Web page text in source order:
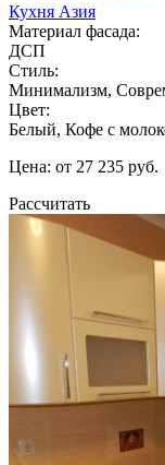
Кухня Азия
Материал фасада:
ДСП
Стиль:
Минимализм,
Цвет:
Белый, Кофе с
Цена: от 27 235 руб.
Рассчитать